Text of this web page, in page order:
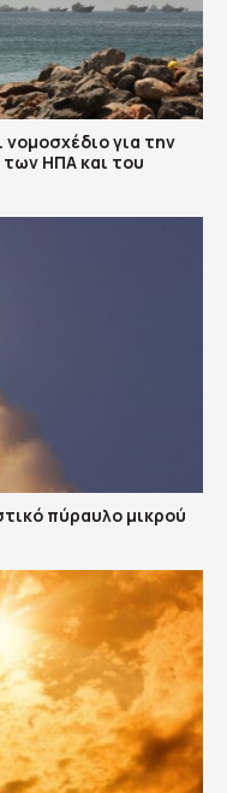
νομοσχέδιο για την
ΗΠΑ και του
πύραυλο μικρού